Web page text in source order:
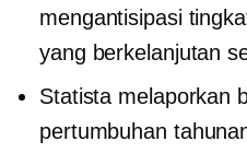
mengantisipasi
yang berkelanjutan
Statista melaporkan
pertumbuhan